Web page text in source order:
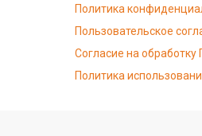
Политика
Пользовательское
Согласие на обработку
Политика